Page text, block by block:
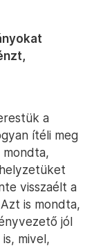
a
ítéli meg
mondta,
visszaélt a
is mondta,
jól
mivel,